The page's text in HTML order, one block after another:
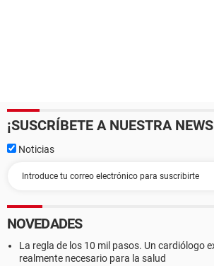
¡SUSCRÍBETE A NUESTRA
Noticias
NOVEDADES
La regla de los 10 mil pasos. Un cardiólogo
realmente necesario para la salud